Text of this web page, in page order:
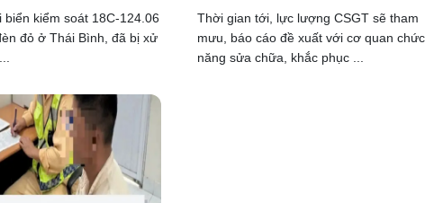
biển kiểm soát 18C-124.06
đỏ ở Thái Bình, đã bị xử
Thời gian tới, lực lượng CSGT sẽ tham
mưu, báo cáo đề xuất với cơ quan chức
năng sửa chữa, khắc phục ...